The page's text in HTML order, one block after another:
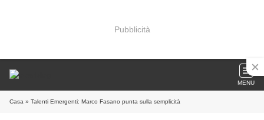
Pubblicità
MENU
Casa » Talenti Emergenti: Marco Fasano punta sulla semplicità